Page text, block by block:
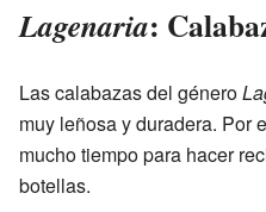
Lagenaria:
Las calabazas del género
muy leñosa y duradera. Por
mucho tiempo para hacer
botellas.